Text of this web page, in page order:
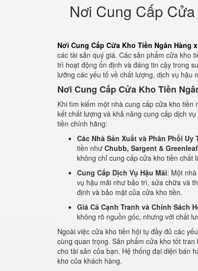
Nơi Cung Cấp
Nơi Cung Cấp Cửa Kho Tiền Ngân Hàng
các tài sản quý giá. Các sản phẩm cửa kho
trì hoạt động ổn định và đáng tin cậy trong
lưỡng các yếu tố về chất lượng, dịch vụ hậu
Nơi Cung Cấp Cửa Kho Tiền
Khi tìm kiếm một nhà cung cấp cửa kho
kết chất lượng và khả năng cung cấp dịch
tiền chính hãng:
Các Nhà Sản Xuất và Phân Phối Uy
tiền như Chubb, Sargent &
không chỉ cung cấp cửa kho tiền chất
Cung Cấp Dịch Vụ Hậu Mãi: Một
vụ hậu mãi như bảo trì, sửa chữa và
định và bảo mật của cửa kho tiền.
Giá Cả Cạnh Tranh và Chính Sách
không rõ nguồn gốc, nhưng với chất
Ngoài việc cửa kho tiền hội tụ đầy đủ các
cùng quan trọng. Sản phẩm cửa kho tốt
cho tài sản của bạn. Hệ thống đại diện bán
kho của khách hàng.